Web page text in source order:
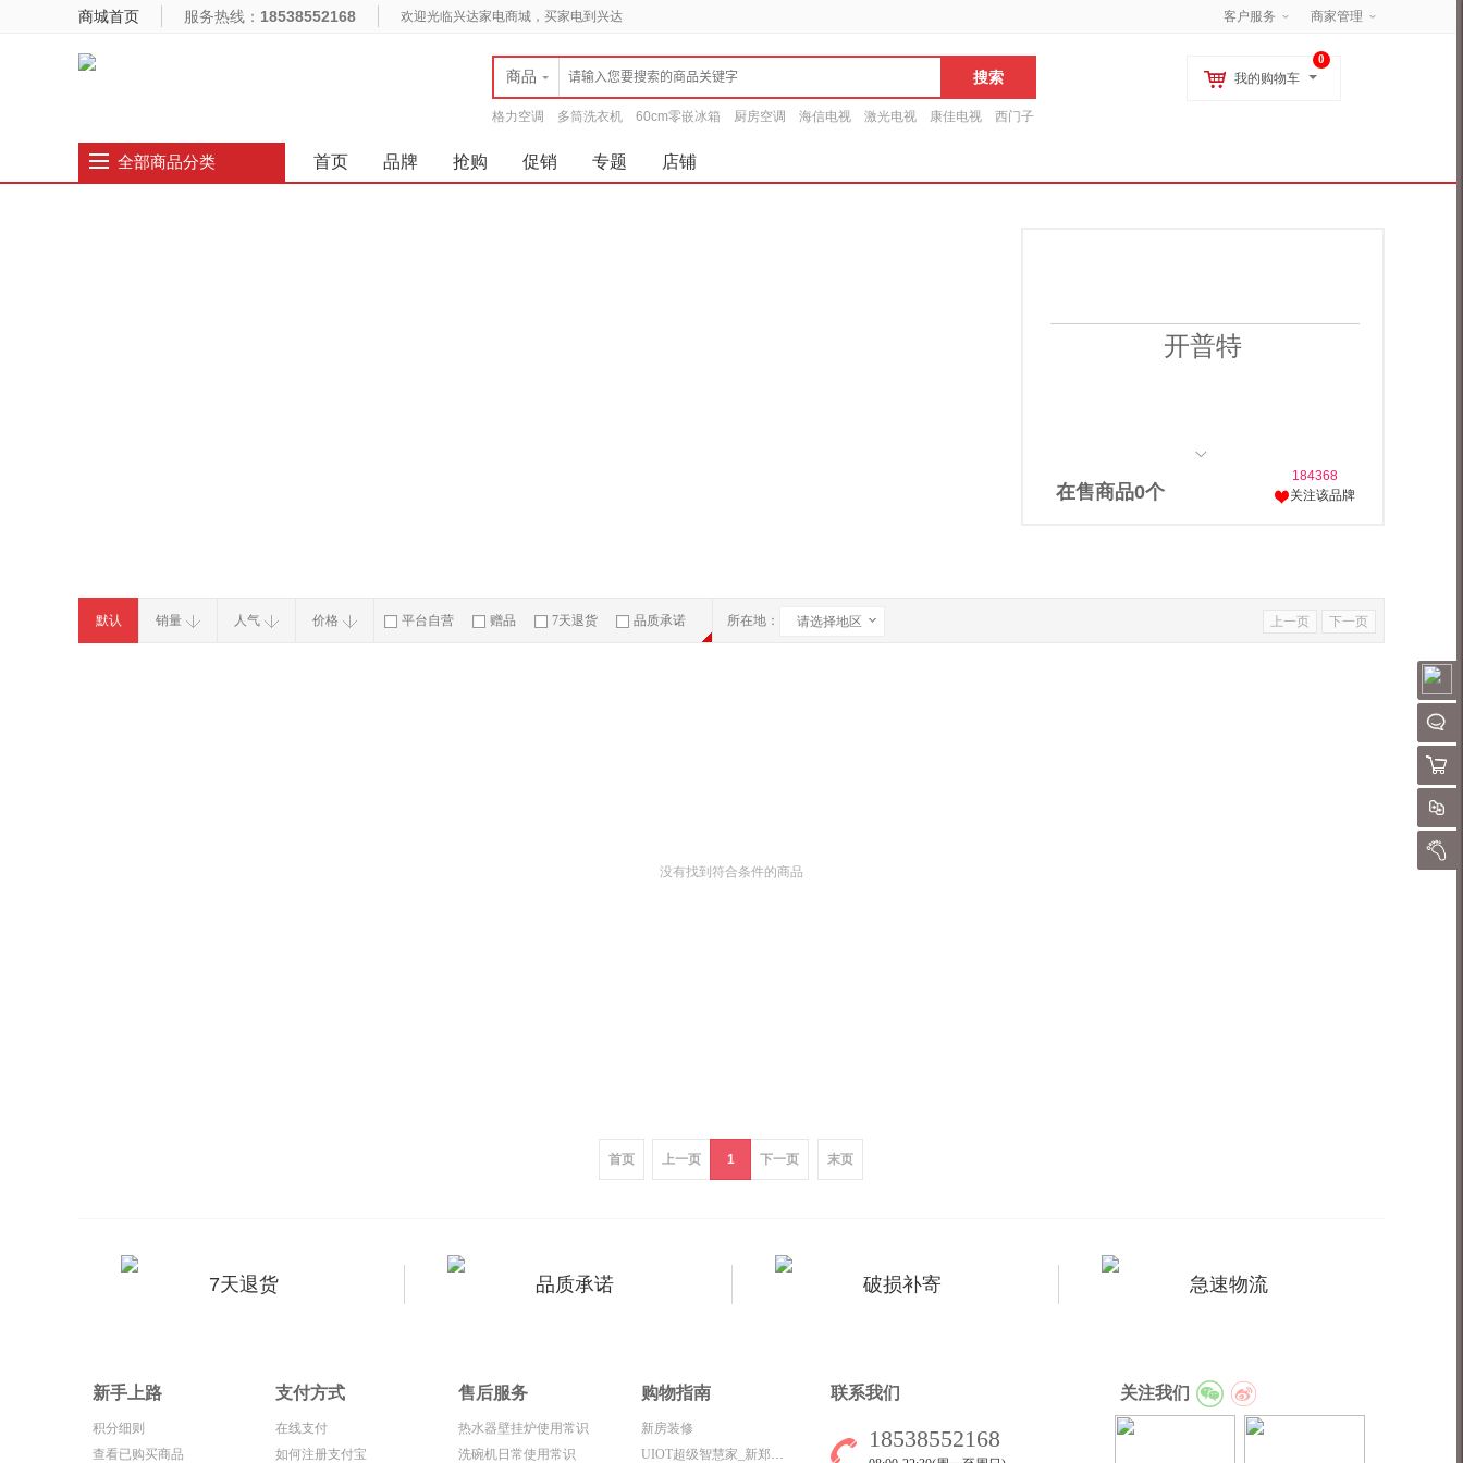
聊
购物
对
我的
商城首页 服务热线： 18538552168 欢迎光临兴达家电商城，买家电到兴达 客户服务 商家管理
商品
格力空调 多筒洗衣机 60cm零嵌冰箱 厨房空调 海信电视 激光电视 康佳电视 西门子
0
我的购物车
全部商品分类 首页 品牌 抢购 促销 专题 店铺
开普特
在售商品0个
184368
关注该品牌
默认 销量 人气 价格 平台自营 赠品 7天退货 品质承诺 所在地： 请选择地区 上一页 下一页
没有找到符合条件的商品
首页 上一页 1 下一页 末页
7天退货 品质承诺 破损补寄 急速物流
新手上路
积分细则
查看已购买商品
支付方式
在线支付
如何注册支付宝
售后服务
热水器壁挂炉使用常识
洗碗机日常使用常识
购物指南
新房装修
UIOT超级智慧家_新郑市兴达家电
联系我们
18538552168
关注我们